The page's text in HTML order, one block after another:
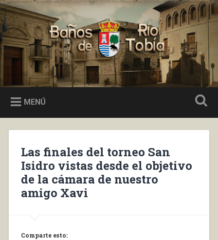
Saltar
al
contenido
Buscar
Baños de Río Tobía
MENÚ
Las finales del torneo San
Isidro vistas desde el objetivo
de la cámara de nuestro
amigo Xavi
Comparte esto: